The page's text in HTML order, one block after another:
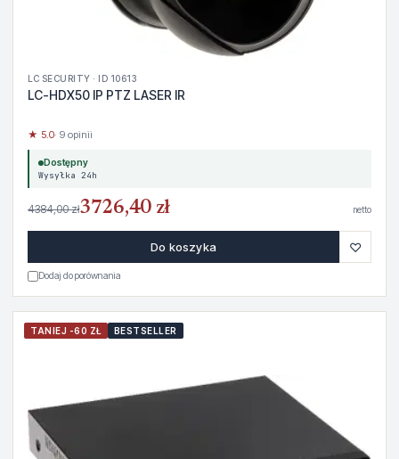
LC SECURITY · ID 10613
LC-HDX50 IP PTZ LASER IR
★ 5.0· 9 opinii
Dostępny
Wysyłka 24h
4384,00 zł3726,40 zł netto
Do koszyka ♡
Dodaj do porównania
TANIEJ -60 ZŁ BESTSELLER